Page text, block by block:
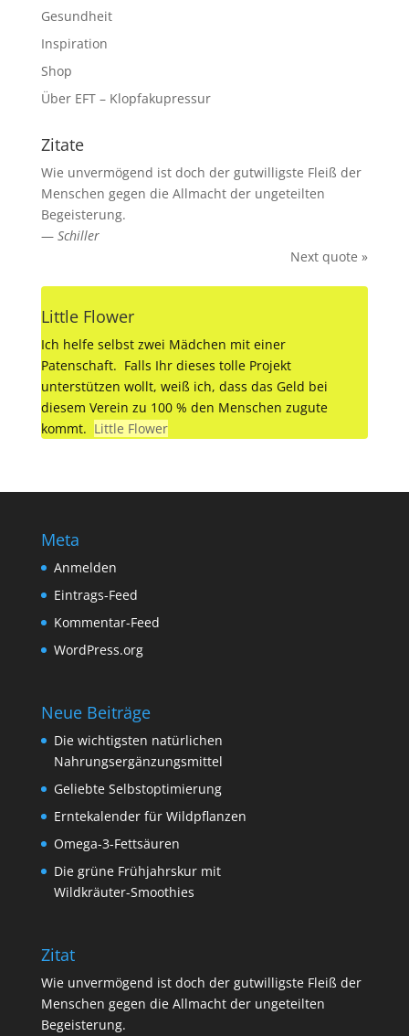
Gesundheit
Inspiration
Shop
Über EFT – Klopfakupressur
Zitate
Wie unvermögend ist doch der gutwilligste Fleiß der
Menschen gegen die Allmacht der ungeteilten
Begeisterung.
— Schiller
Next quote »
Little Flower
Ich helfe selbst zwei Mädchen mit einer
Patenschaft. Falls Ihr dieses tolle Projekt
unterstützen wollt, weiß ich, dass das Geld bei
diesem Verein zu 100 % den Menschen zugute
kommt. Little Flower
Meta
Anmelden
Eintrags-Feed
Kommentar-Feed
WordPress.org
Neue Beiträge
Die wichtigsten natürlichen
Nahrungsergänzungsmittel
Geliebte Selbstoptimierung
Erntekalender für Wildpflanzen
Omega-3-Fettsäuren
Die grüne Frühjahrskur mit
Wildkräuter-Smoothies
Zitat
Wie unvermögend ist doch der gutwilligste Fleiß der
Menschen gegen die Allmacht der ungeteilten
Begeisterung.